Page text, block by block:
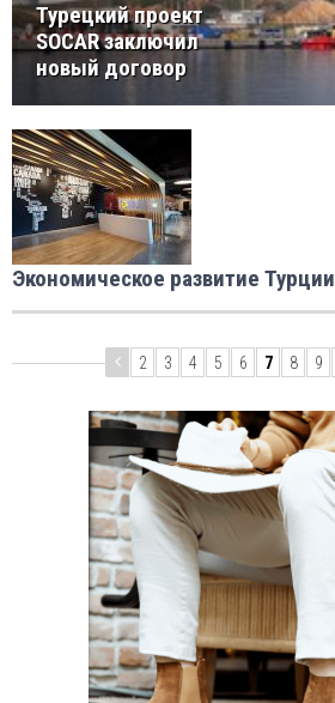
Турецкий проект
SOCAR заключил
новый договор
Экономическое развитие Турции
2 3 4 5 6 7 8 9